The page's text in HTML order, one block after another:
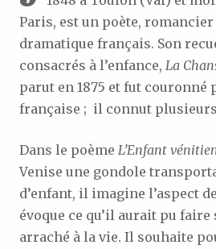
Paris, est un poète, romancier
dramatique français. Son
consacrés à l’enfance, La
parut en 1875 et fut couronné
française ; il connut
Dans le poème L’Enfant
Venise une gondole
d’enfant, il imagine l’aspect
évoque ce qu’il aurait pu faire
arraché à la vie. Il souhaite